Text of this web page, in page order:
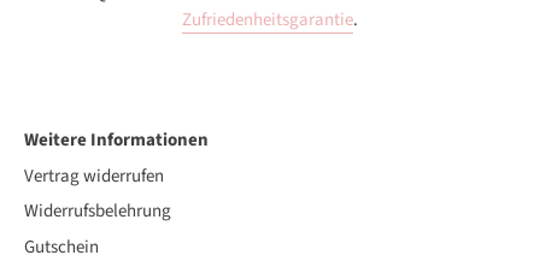
Zufriedenheitsgarantie.
Weitere Informationen
Vertrag widerrufen
Widerrufsbelehrung
Gutschein